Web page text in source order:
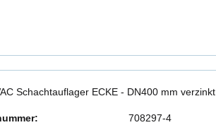
Schachtauflager ECKE - DN400 mm verzinkt
708297-4